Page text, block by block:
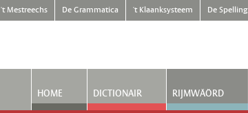
't Mestreechs De Grammatica 't Klaanksysteem De Spelling
HOME DICTIONAIR RIJMWÄÖRD